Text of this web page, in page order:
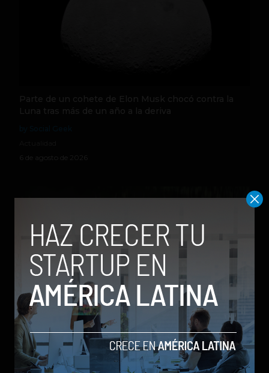
Parte de un cohete de Elon Musk chocó contra la
Luna tras más de un año a la deriva
6 de agosto de 2026
Qwen 3.8-Max, la nueva IA de Alibaba que desafía a
los modelos más poderosos
by Sergio Ramos
Actualidad